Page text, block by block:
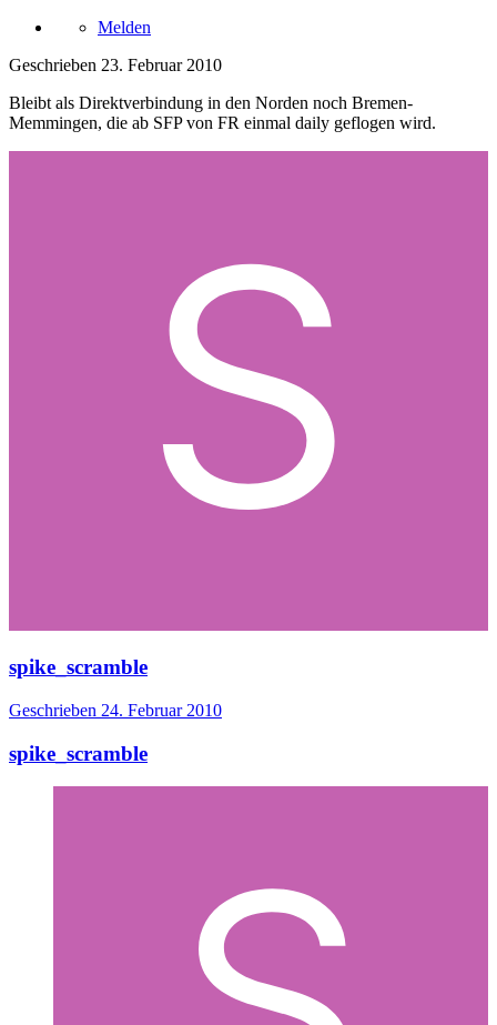
Melden
Geschrieben 23. Februar 2010
Bleibt als Direktverbindung in den Norden noch Bremen-
Memmingen, die ab SFP von FR einmal daily geflogen wird.
spike_scramble
Geschrieben 24. Februar 2010
spike_scramble